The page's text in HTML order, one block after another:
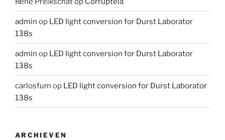
admin op LED light conversion for Durst Laborator
138s
admin op LED light conversion for Durst Laborator
138s
carlosfum op LED light conversion for Durst Laborator
138s
ARCHIEVEN